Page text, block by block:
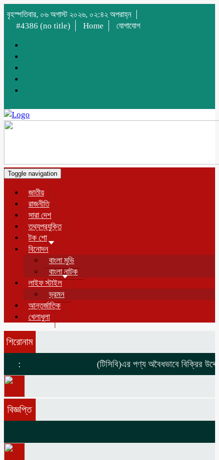
বৃহস্পতিবার, ০৬ অগাস্ট ২০২৬, ০২:৪২ অপরাহ্ন
#4386 (no title)
Home যোগাযোগ
Toggle navigation
জাতীয়
রাজনীতি
সারা দেশ
তথ্যপ্রযুক্তি
টক শো
বিনোদন
বাংলা মুভি
বাংলা নাটক
লাইফ স্টাইল
ভ্রমন
আন্তর্জাতিক
খেলাধুলা
শিরোনাম
: (টিসিবি)এর পণ্য অবৈধভাবে বিক্রির
বিজ্ঞপ্তি